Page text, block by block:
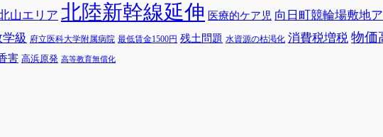
山エリア 北陸新幹線延伸 医療的ケア児 向日町競輪場敷地
級 府立医科大学附属病院 最低賃金1500円 残土問題 水資源の枯渇化 消費税増税 物価
害 高浜原発 高等教育無償化